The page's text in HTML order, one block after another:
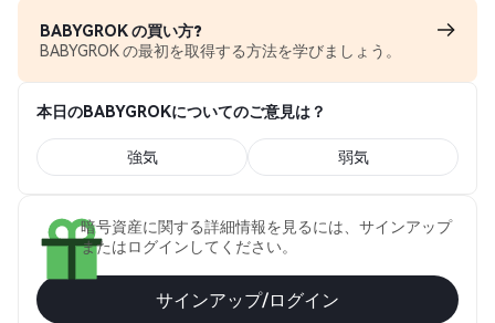
BABYGROK の買い方?
BABYGROK の最初を取得する方法を学びましょう。
本日のBABYGROKについてのご意見は？
強気 弱気
暗号資産に関する詳細情報を見るには、サインアップ
またはログインしてください。
サインアップ/ログイン